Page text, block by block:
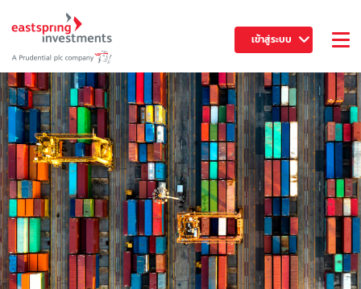
เข้าสู่ระบบ